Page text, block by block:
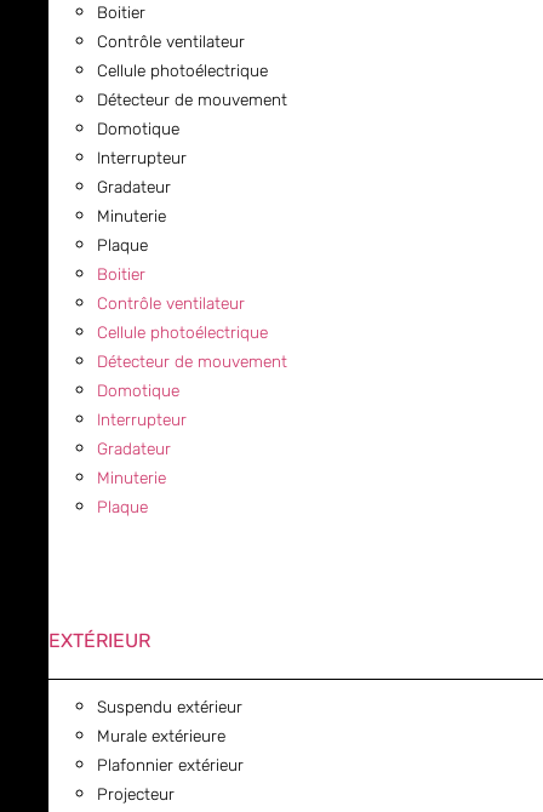
Boitier
Contrôle ventilateur
Cellule photoélectrique
Détecteur de mouvement
Domotique
Interrupteur
Gradateur
Minuterie
Plaque
Boitier
Contrôle ventilateur
Cellule photoélectrique
Détecteur de mouvement
Domotique
Interrupteur
Gradateur
Minuterie
Plaque
EXTÉRIEUR
Suspendu extérieur
Murale extérieure
Plafonnier extérieur
Projecteur